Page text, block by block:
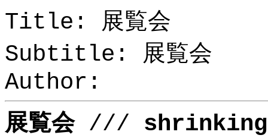
Title: 展覧会
Subtitle: 展覧会
Author:
展覧会///